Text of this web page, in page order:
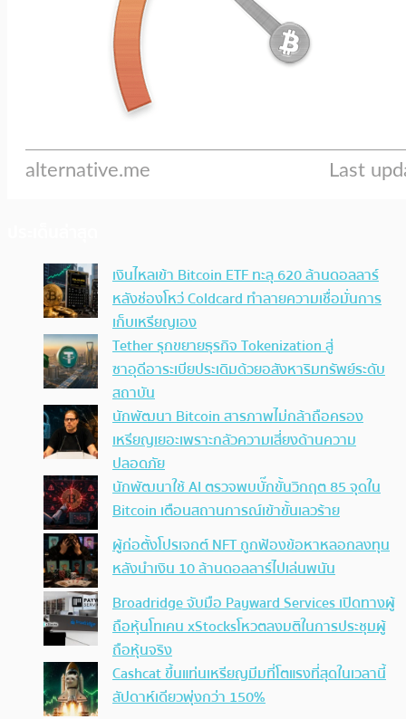
เงินไหลเข้า Bitcoin ETF ทะลุ 620 ล้านดอลลาร์
หลังช่องโหว่ Coldcard ทำลายความเชื่อมั่นการ
เก็บเหรียญเอง
Tether รุกขยายธุรกิจ Tokenization สู่
ซาอุดีอาระเบียประเดิมด้วยอสังหาริมทรัพย์ระดับ
สถาบัน
นักพัฒนา Bitcoin สารภาพไม่กล้าถือครอง
เหรียญเยอะเพราะกลัวความเสี่ยงด้านความ
ปลอดภัย
นักพัฒนาใช้ AI ตรวจพบบั๊กขั้นวิกฤต 85 จุดใน
Bitcoin เตือนสถานการณ์เข้าขั้นเลวร้าย
ผู้ก่อตั้งโปรเจกต์ NFT ถูกฟ้องข้อหาหลอกลงทุน
หลังนำเงิน 10 ล้านดอลลาร์ไปเล่นพนัน
Broadridge จับมือ Payward Services เปิดทางผู้
ถือหุ้นโทเคน xStocksโหวตลงมติในการประชุมผู้
ถือหุ้นจริง
Cashcat ขึ้นแท่นเหรียญมีมที่โตแรงที่สุดในเวลานี้
สัปดาห์เดียวพุ่งกว่า 150%